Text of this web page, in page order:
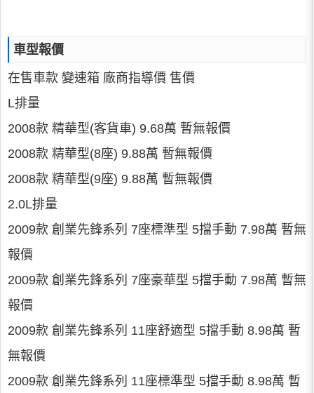
車型報價
在售車款 變速箱 廠商指導價 售價
L排量
2008款 精華型(客貨車) 9.68萬 暫無報價
2008款 精華型(8座) 9.88萬 暫無報價
2008款 精華型(9座) 9.88萬 暫無報價
2.0L排量
2009款 創業先鋒系列 7座標準型 5擋手動 7.98萬 暫無
報價
2009款 創業先鋒系列 7座豪華型 5擋手動 7.98萬 暫無
報價
2009款 創業先鋒系列 11座舒適型 5擋手動 8.98萬 暫
無報價
2009款 創業先鋒系列 11座標準型 5擋手動 8.98萬 暫